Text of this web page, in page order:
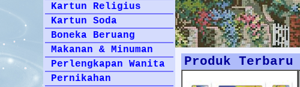
Kartun Religius
Kartun Soda
Boneka Beruang
Makanan & Minuman
Perlengkapan Wanita
Pernikahan
Produk Terbaru